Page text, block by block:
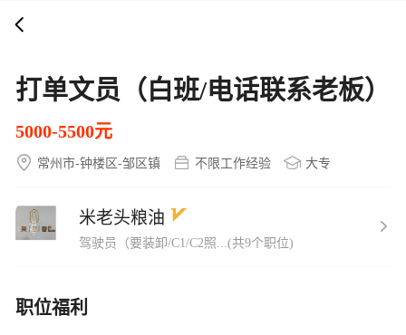
打单文员（白班/电话联系老板）
5000-5500元
常州市-钟楼区-邹区镇 不限工作经验 大专
米老头粮油
驾驶员（要装卸/C1/C2照...(共9个职位)
职位福利